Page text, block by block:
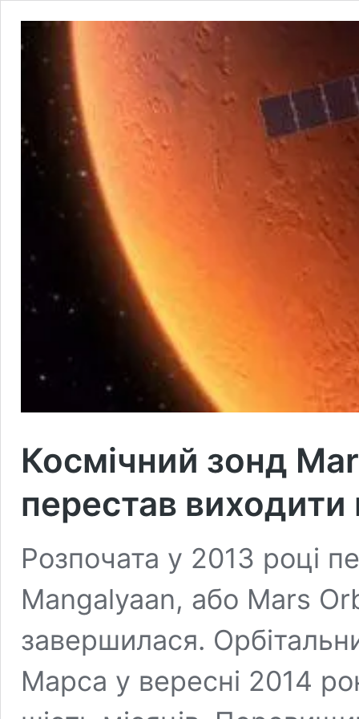
Космічний зонд
перестав виходити
Розпочата у 2013 році
Mangalyaan, або Mars
завершилася.
Марса у вересні 2014